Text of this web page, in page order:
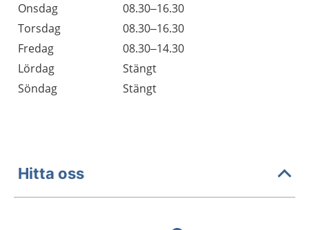
Onsdag
08.30–16.30
Torsdag
08.30–16.30
Fredag
08.30–14.30
Lördag
Stängt
Söndag
Stängt
Hitta oss